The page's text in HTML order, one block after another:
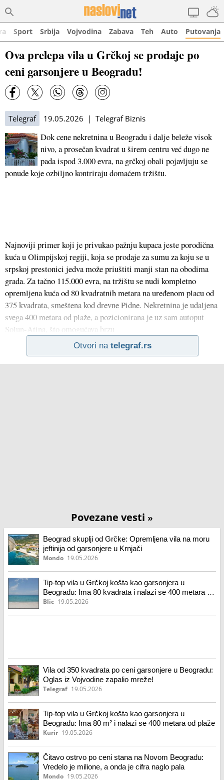
Sport Srbija Vojvodina Zabava Teh Auto Putovanja
Ova prelepa vila u Grčkoj se prodaje po
ceni garsonjere u Beogradu!
Telegraf 19.05.2026 | Telegraf Biznis
Dok cene nekretnina u Beogradu i dalje beleže visok
nivo, a prosečan kvadrat u širem centru već dugo ne
pada ispod 3.000 evra, na grčkoj obali pojavljuju se
ponude koje ozbiljno kontriraju domaćem tržištu.
Najnoviji primer koji je privukao pažnju kupaca jeste porodična
kuća u Olimpijskoj regiji, koja se prodaje za sumu za koju se u
srpskoj prestonici jedva može priuštiti manji stan na obodima
grada. Za tačno 115.000 evra, na tržištu se nudi kompletno
opremljena kuća od 80 kvadratnih metara na uređenom placu od
375 kvadrata, smeštena kod drevne Pidne. Nekretnina je udaljena
svega 400 metara od plaže, a pozicionirana je uz sam autoput
Solun-Atina, što omogućava brzu
Otvori na telegraf.rs
Povezane vesti »
Beograd skuplji od Grčke: Opremljena vila na moru
jeftinija od garsonjere u Krnjači
Mondo 19.05.2026
Tip-top vila u Grčkoj košta kao garsonjera u
Beogradu: Ima 80 kvadrata i nalazi se 400 metara od
plaže
Blic 19.05.2026
Vila od 350 kvadrata po ceni garsonjere u Beogradu:
Oglas iz Vojvodine zapalio mreže!
Telegraf 19.05.2026
Tip-top vila u Grčkoj košta kao garsonjera u
Beogradu: Ima 80 m² i nalazi se 400 metara od plaže
Kurir 19.05.2026
Čitavo ostrvo po ceni stana na Novom Beogradu:
Vredelo je milione, a onda je cifra naglo pala
Mondo 19.05.2026